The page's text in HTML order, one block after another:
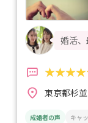
婚活、
東京都杉
成婚者の声 キャ